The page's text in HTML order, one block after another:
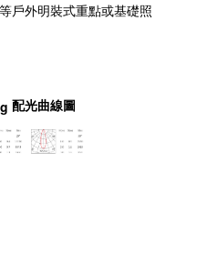
戶外明裝式重點或基礎照
配光曲線圖